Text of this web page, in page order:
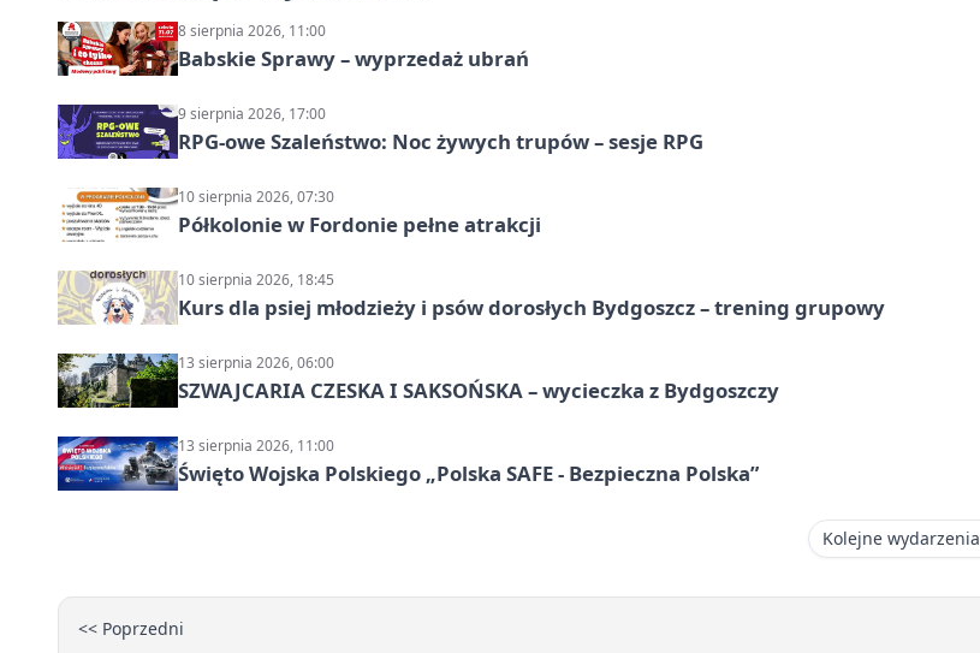
8 sierpnia 2026, 11:00
Babskie Sprawy – wyprzedaż ubrań
9 sierpnia 2026, 17:00
RPG-owe Szaleństwo: Noc żywych trupów – sesje RPG
10 sierpnia 2026, 07:30
Półkolonie w Fordonie pełne atrakcji
10 sierpnia 2026, 18:45
Kurs dla psiej młodzieży i psów dorosłych Bydgoszcz – trening grupowy
13 sierpnia 2026, 06:00
SZWAJCARIA CZESKA I SAKSOŃSKA – wycieczka z Bydgoszczy
13 sierpnia 2026, 11:00
Święto Wojska Polskiego „Polska SAFE - Bezpieczna Polska”
Kolejne wydarzenia
<< Poprzedni